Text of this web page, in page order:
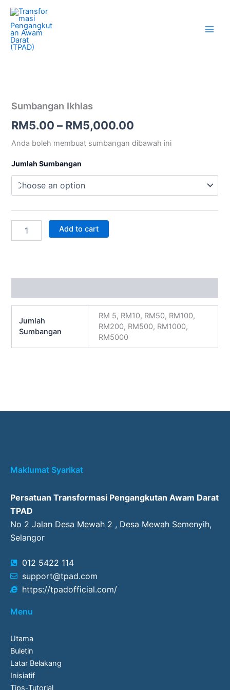
Skip
content
Sumbangan Ikhlas
RM5.00 – RM5,000.00
through
Anda boleh membuat sumbangan dibawah ini
Jumlah Sumbangan
Add to cart
Jumlah
Sumbangan
RM 5, RM10, RM50, RM100,
RM200, RM500, RM1000,
RM5000
Maklumat Syarikat
Persatuan Transformasi Pengangkutan Awam Darat
TPAD
No 2 Jalan Desa Mewah 2 , Desa Mewah Semenyih,
Selangor
012 5422 114
support@tpad.com
https://tpadofficial.com/
Menu
Utama
Buletin
Latar Belakang
Inisiatif
Tips-Tutorial